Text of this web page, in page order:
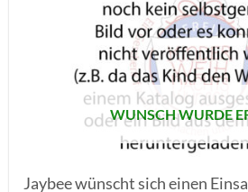
WUNSCH WURDE
Jaybee wünscht sich einen